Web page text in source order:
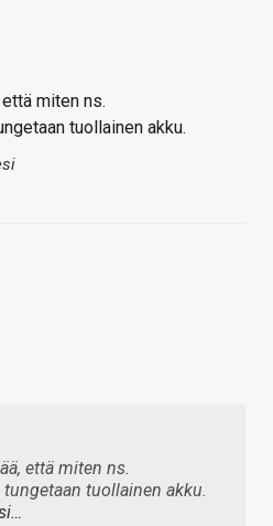
miten ns.
tuollainen akku.
että miten ns.
tuollainen akku.